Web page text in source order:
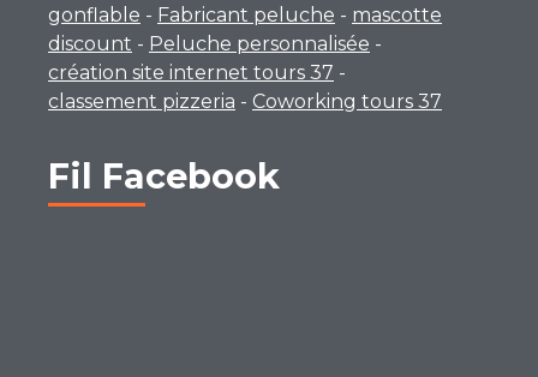
gonflable - Fabricant peluche - mascotte
discount - Peluche personnalisée -
création site internet tours 37 -
classement pizzeria - Coworking tours 37
Fil Facebook